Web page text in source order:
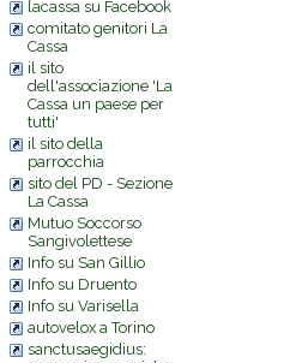
lacassa su Facebook
comitato genitori La
Cassa
il sito
dell'associazione 'La
Cassa un paese per
tutti'
il sito della
parrocchia
sito del PD - Sezione
La Cassa
Mutuo Soccorso
Sangivolettese
Info su San Gillio
Info su Druento
Info su Varisella
autovelox a Torino
sanctusaegidius: